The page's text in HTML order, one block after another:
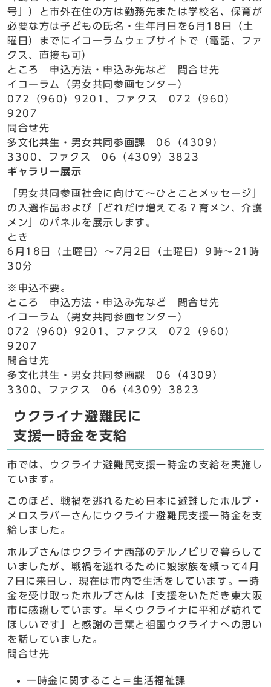
号」）と市外在住の方は勤務先または学校名、保育が
必要な方は子どもの氏名・生年月日を6月18日（土
曜日）までにイコーラムウェブサイトで（電話、ファ
クス、直接も可）
ところ 申込方法・申込み先など 問合せ先
イコーラム（男女共同参画センター）
072（960）9201、ファクス 072（960）
9207
問合せ先
多文化共生・男女共同参画課 06（4309）
3300、ファクス 06（4309）3823
ギャラリー展示
「男女共同参画社会に向けて～ひとことメッセージ」
の入選作品および「どれだけ増えてる？育メン、介護
メン」のパネルを展示します。
とき
6月18日（土曜日）～7月2日（土曜日）9時～21時
30分
※申込不要。
ところ 申込方法・申込み先など 問合せ先
イコーラム（男女共同参画センター）
072（960）9201、ファクス 072（960）
9207
問合せ先
多文化共生・男女共同参画課 06（4309）
3300、ファクス 06（4309）3823
ウクライナ避難民に
支援一時金を支給
市では、ウクライナ避難民支援一時金の支給を実施し
ています。
このほど、戦禍を逃れるため日本に避難したホルブ・
メロスラバーさんにウクライナ避難民支援一時金を支
給しました。
ホルブさんはウクライナ西部のテルノピリで暮らして
いましたが、戦禍を逃れるために娘家族を頼って4月
7日に来日し、現在は市内で生活をしています。一時
金を受け取ったホルブさんは「支援をいただき東大阪
市に感謝しています。早くウクライナに平和が訪れて
ほしいです」と感謝の言葉と祖国ウクライナへの思い
を話していました。
問合せ先
一時金に関すること＝生活福祉課